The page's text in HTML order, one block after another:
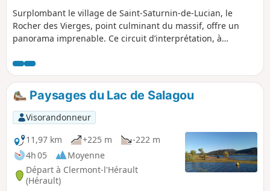
Surplombant le village de Saint-Saturnin-de-Lucian, le
Rocher des Vierges, point culminant du massif, offre un
panorama imprenable. Ce circuit d’interprétation, à
mesure de ce site unique d’un point de vue géologique,
historique et culturel.
Paysages du Lac de Salagou
Visorandonneur
11,97 km
+225 m
-222 m
4h 05
Moyenne
Départ à Clermont-l'Hérault
(Hérault)